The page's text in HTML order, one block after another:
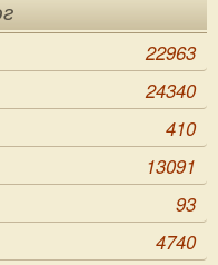
22963
24340
410
13091
93
4740